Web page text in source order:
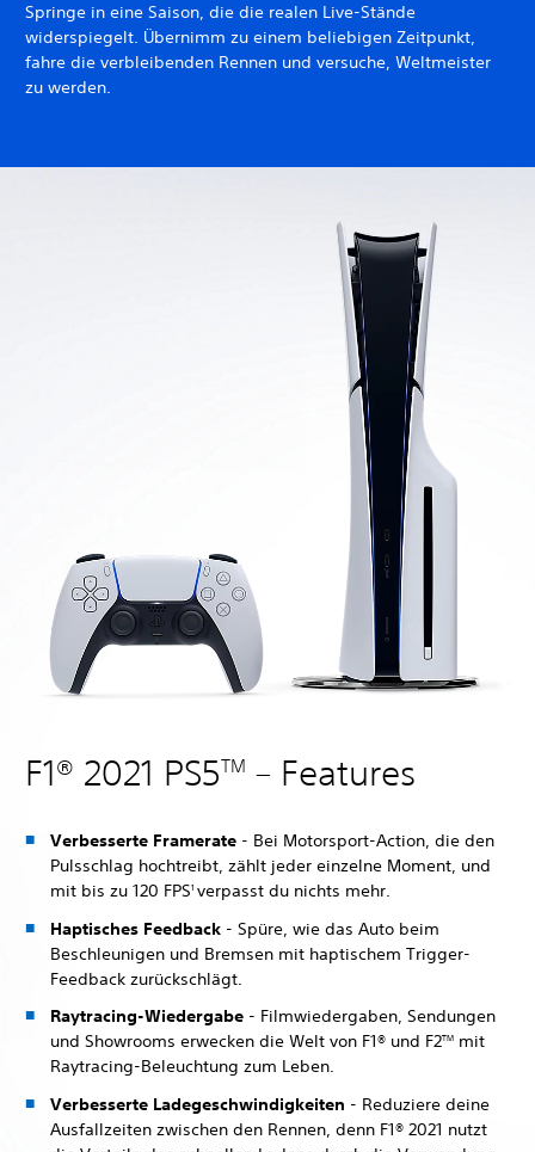
Springe in eine Saison, die die realen Live-Stände
widerspiegelt. Übernimm zu einem beliebigen Zeitpunkt,
fahre die verbleibenden Rennen und versuche, Weltmeister
zu werden.
F1® 2021 PS5TM – Features
Verbesserte Framerate - Bei Motorsport-Action, die den
Pulsschlag hochtreibt, zählt jeder einzelne Moment, und
mit bis zu 120 FPS1 verpasst du nichts mehr.
Haptisches Feedback - Spüre, wie das Auto beim
Beschleunigen und Bremsen mit haptischem Trigger-
Feedback zurückschlägt.
Raytracing-Wiedergabe - Filmwiedergaben, Sendungen
und Showrooms erwecken die Welt von F1® und F2 TM
mit
Raytracing-Beleuchtung zum Leben.
Verbesserte Ladegeschwindigkeiten - Reduziere deine
Ausfallzeiten zwischen den Rennen, denn F1® 2021 nutzt